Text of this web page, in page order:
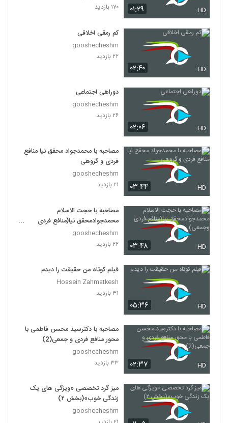
۰۱:۲۹ HD
۱۷۰ بازدید
۰۲:۴۰ HD
کم رمقی اخلاقی
gooshecheshm
۲۲ بازدید
۰۲:۰۶ HD
دوراهی اجتماعی
gooshecheshm
۲۶ بازدید
۰۳:۴۴ HD
مصاحبه با محمدجواد محقق نیا منافع
فردی و گروهی
gooshecheshm
۲۱ بازدید
۰۳:۴۸ HD
مصاحبه با حجت الاسلام
محمدجوادمحقق نیا(منافع فردی
وجمعی)
gooshecheshm
۲۲ بازدید
۰۵:۳۶ HD
فیلم کوتاه من حقیقت را دیدم
Hossein Zahmatkesh
۳۱ بازدید
۰۲:۳۷ HD
مصاحبه با دکترسید محسن فاطمی با
محور منافع فردی و جمعی(2)
gooshecheshm
۳۳ بازدید
میز گرد تخصصی «ویژگی های یک
زندگی خوب»(بخش ۲)
gooshecheshm